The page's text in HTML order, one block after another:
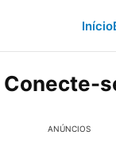
Início
ANÚNCIOS